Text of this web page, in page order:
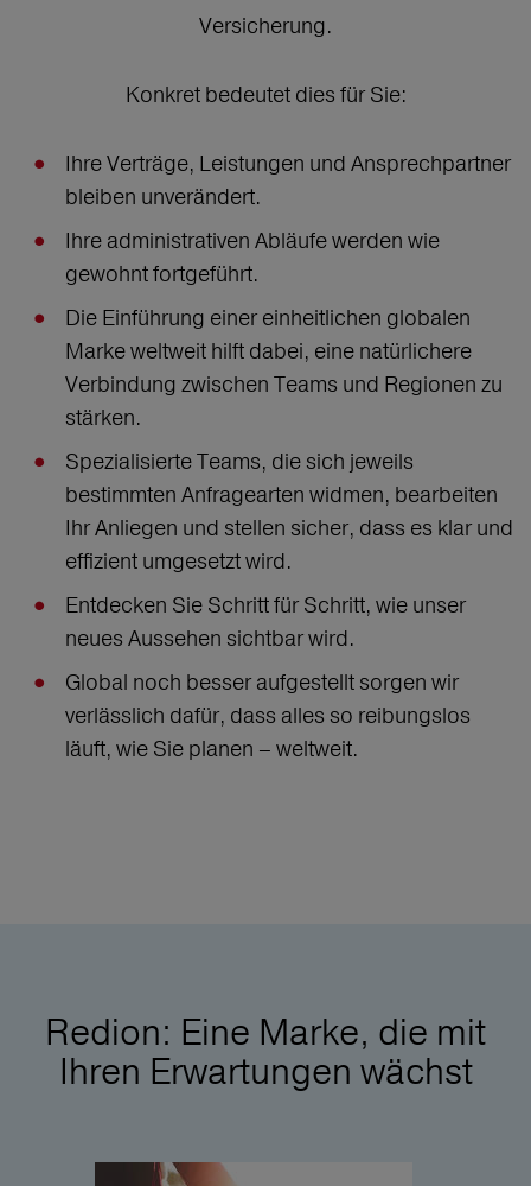
Versicherung.
Konkret bedeutet dies für Sie:
Ihre Verträge, Leistungen und Ansprechpartner
bleiben unverändert.
Ihre administrativen Abläufe werden wie
gewohnt fortgeführt.
Die Einführung einer einheitlichen globalen
Marke weltweit hilft dabei, eine natürlichere
Verbindung zwischen Teams und Regionen zu
stärken.
Spezialisierte Teams, die sich jeweils
bestimmten Anfragearten widmen, bearbeiten
Ihr Anliegen und stellen sicher, dass es klar und
effizient umgesetzt wird.
Entdecken Sie Schritt für Schritt, wie unser
neues Aussehen sichtbar wird.
Global noch besser aufgestellt sorgen wir
verlässlich dafür, dass alles so reibungslos
läuft, wie Sie planen – weltweit.
Redion: Eine Marke, die mit
Ihren Erwartungen wächst